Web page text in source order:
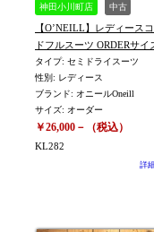
神田小川町店 中古
WOMEN
【O’NEILL】レディース
ドフルスーツ ORDERサイ
㎝ 体重50㎏※KL282
タイプ: セミドライスーツ
性別: レディース
ブランド: オニールOneill
サイズ: オーダー
￥26,000－（税込）
KL282
詳